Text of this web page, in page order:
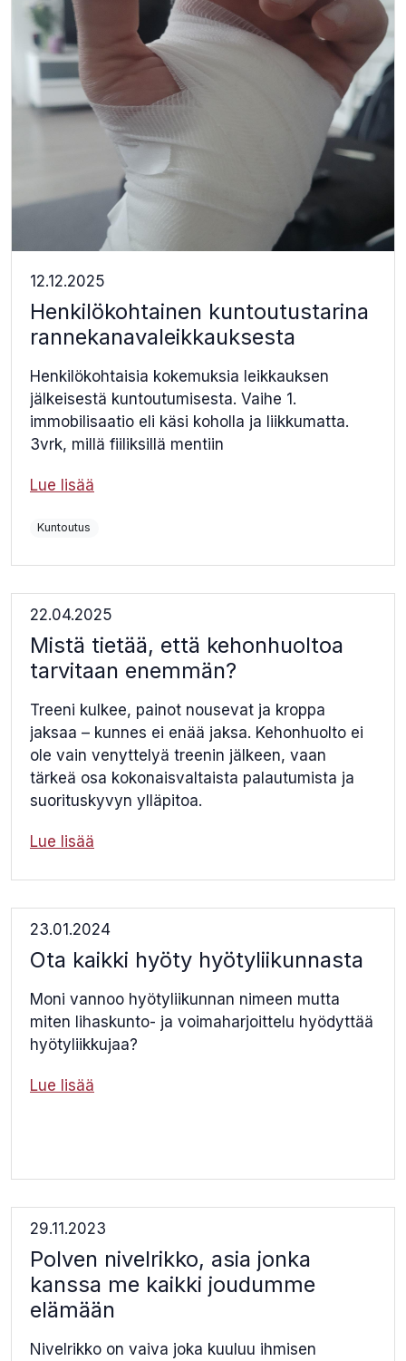
12.12.2025
Henkilökohtainen kuntoutustarina
rannekanavaleikkauksesta
Henkilökohtaisia kokemuksia leikkauksen
jälkeisestä kuntoutumisesta. Vaihe 1.
immobilisaatio eli käsi koholla ja liikkumatta.
3vrk, millä fiiliksillä mentiin
Lue lisää
Kuntoutus
22.04.2025
Mistä tietää, että kehonhuoltoa
tarvitaan enemmän?
Treeni kulkee, painot nousevat ja kroppa
jaksaa – kunnes ei enää jaksa. Kehonhuolto ei
ole vain venyttelyä treenin jälkeen, vaan
tärkeä osa kokonaisvaltaista palautumista ja
suorituskyvyn ylläpitoa.
Lue lisää
23.01.2024
Ota kaikki hyöty hyötyliikunnasta
Moni vannoo hyötyliikunnan nimeen mutta
miten lihaskunto- ja voimaharjoittelu hyödyttää
hyötyliikkujaa?
Lue lisää
29.11.2023
Polven nivelrikko, asia jonka
kanssa me kaikki joudumme
elämään
Nivelrikko on vaiva joka kuuluu ihmisen